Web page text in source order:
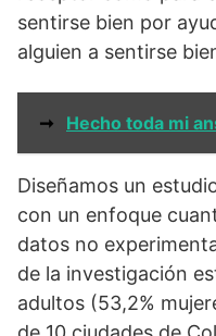
sentirse bien por
alguien a sentirse
➞ Hecho toda mi
Diseñamos un
con un enfoque
datos no
de la investigación
adultos (53,2%